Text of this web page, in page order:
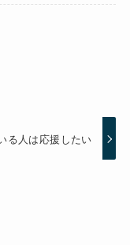
る人は応援したい